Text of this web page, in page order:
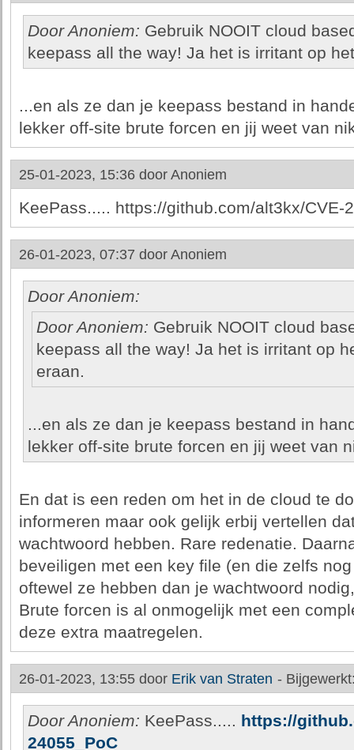
Door Anoniem: Gebruik NOOIT cloud
keepass all the way! Ja het is irritant op
...en als ze dan je keepass bestand in
lekker off-site brute forcen en jij weet van
25-01-2023, 15:36 door Anoniem
KeePass..... https://github.com/alt3kx/CVE-
26-01-2023, 07:37 door Anoniem
Door Anoniem:
Door Anoniem: Gebruik NOOIT cloud
keepass all the way! Ja het is irritant op
eraan.
...en als ze dan je keepass bestand in
lekker off-site brute forcen en jij weet van
En dat is een reden om het in de cloud te
informeren maar ook gelijk erbij vertellen
wachtwoord hebben. Rare redenatie.
beveiligen met een key file (en die zelfs
oftewel ze hebben dan je wachtwoord
Brute forcen is al onmogelijk met een
deze extra maatregelen.
26-01-2023, 13:55 door Erik van Straten -
Door Anoniem: KeePass..... https://
24055_PoC